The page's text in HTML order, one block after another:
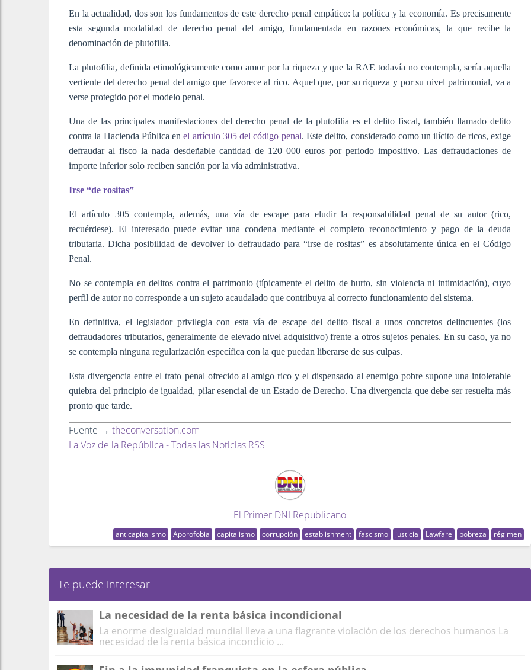
En la actualidad, dos son los fundamentos de este derecho penal empático: la política y la economía. Es precisamente
esta segunda modalidad de derecho penal del amigo, fundamentada en razones económicas, la que recibe la
denominación de plutofilia.
La plutofilia, definida etimológicamente como amor por la riqueza y que la RAE todavía no contempla, sería aquella
vertiente del derecho penal del amigo que favorece al rico. Aquel que, por su riqueza y por su nivel patrimonial, va a
verse protegido por el modelo penal.
Una de las principales manifestaciones del derecho penal de la plutofilia es el delito fiscal, también llamado delito
contra la Hacienda Pública enel artículo 305 del código penal. Este delito, considerado como un ilícito de ricos, exige
defraudar al fisco la nada desdeñable cantidad de 120 000 euros por periodo impositivo. Las defraudaciones de
importe inferior solo reciben sanción por la vía administrativa.
Irse “de rositas”
El artículo 305 contempla, además, una vía de escape para eludir la responsabilidad penal de su autor (rico,
recuérdese). El interesado puede evitar una condena mediante el completo reconocimiento y pago de la deuda
tributaria. Dicha posibilidad de devolver lo defraudado para “irse de rositas” es absolutamente única en el Código
Penal.
No se contempla en delitos contra el patrimonio (típicamente el delito de hurto, sin violencia ni intimidación), cuyo
perfil de autor no corresponde a un sujeto acaudalado que contribuya al correcto funcionamiento del sistema.
En definitiva, el legislador privilegia con esta vía de escape del delito fiscal a unos concretos delincuentes (los
defraudadores tributarios, generalmente de elevado nivel adquisitivo) frente a otros sujetos penales. En su caso, ya no
se contempla ninguna regularización específica con la que puedan liberarse de sus culpas.
Esta divergencia entre el trato penal ofrecido al amigo rico y el dispensado al enemigo pobre supone una intolerable
quiebra del principio de igualdad, pilar esencial de un Estado de Derecho. Una divergencia que debe ser resuelta más
pronto que tarde.
Fuente → theconversation.com
La Voz de la República - Todas las Noticias RSS
El Primer DNI Republicano
anticapitalismo Aporofobia capitalismo corrupción establishment fascismo justicia Lawfare pobreza régimen
Te puede interesar
La necesidad de la renta básica incondicional
La enorme desigualdad mundial lleva a una flagrante violación de los derechos humanos La
necesidad de la renta básica incondicio ...